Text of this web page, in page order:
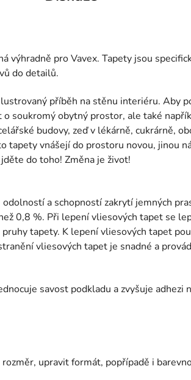
pro Vavex. Tapety jsou
do detailů.
příběh na stěnu interiéru. Aby
soukromý obytný prostor, ale také
budovy, zeď v lékárně, cukrárně,
tapety vnášejí do prostoru novou, jinou
do toho! Změna je život!
a schopností zakrytí jemných
0,8 %. Při lepení vliesových tapet se
tapety. K lepení vliesových tapet
vliesových tapet je snadné a
savost podkladu a zvyšuje adhezi
upravit formát, popřípadě i